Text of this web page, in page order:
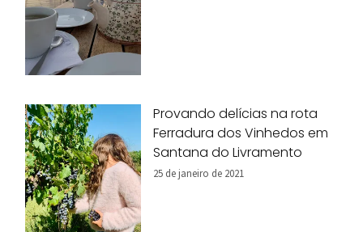
Provando delícias na rota
Ferradura dos Vinhedos em
Santana do Livramento
25 de janeiro de 2021